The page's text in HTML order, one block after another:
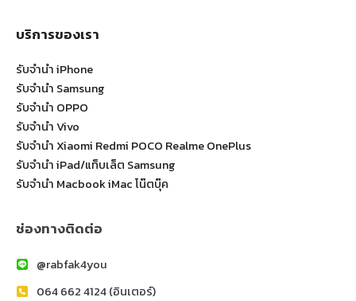
บริการของเรา
รับจำนำ iPhone
รับจำนำ Samsung
รับจำนำ OPPO
รับจำนำ Vivo
รับจำนำ Xiaomi Redmi POCO Realme OnePlus
รับจำนำ iPad/แท็บเล็ต Samsung
รับจำนำ Macbook iMac โน๊ตบุ๊ค
ช่องทางติดต่อ
@rabfak4you
064 662 4124 (อินเตอร์)